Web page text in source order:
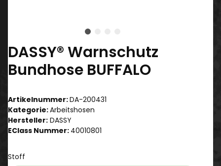
DASSY® Warnschutz
Bundhose BUFFALO
Artikelnummer:DA-200431
Kategorie:Arbeitshosen
Hersteller: DASSY
EClass Nummer: 40010801
Stoff